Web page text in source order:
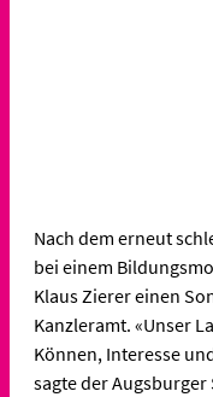
Nach dem erneut
bei einem
Klaus Zierer einen
Kanzleramt. «Unser
Können, Interesse
sagte der